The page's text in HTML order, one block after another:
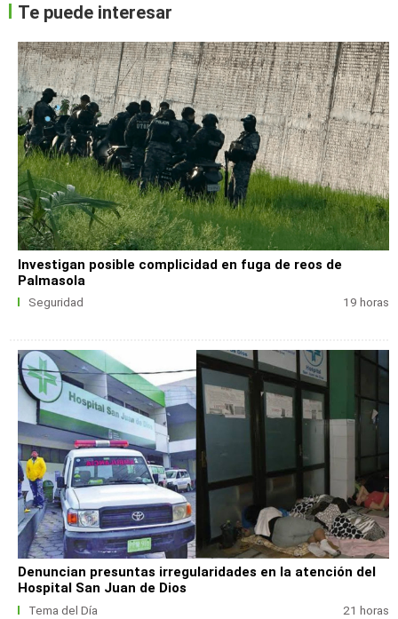
Te puede interesar
Investigan posible complicidad en fuga de reos de
Palmasola
Seguridad 19 horas
Denuncian presuntas irregularidades en la atención del
Hospital San Juan de Dios
Tema del Día 21 horas